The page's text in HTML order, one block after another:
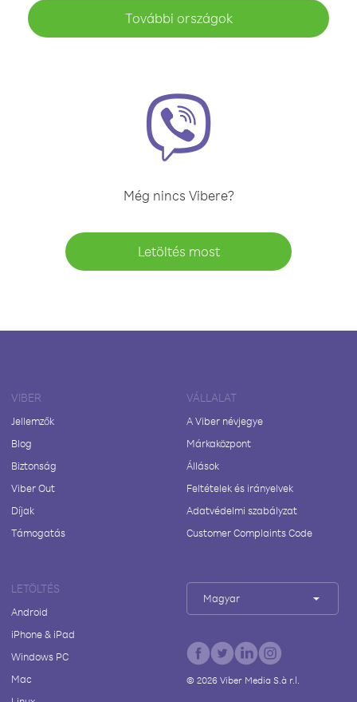
További országok
Még nincs Vibere?
Letöltés most
VIBER
Jellemzők
Blog
Biztonság
Viber Out
Díjak
Támogatás
VÁLLALAT
A Viber névjegye
Márkaközpont
Állások
Feltételek és irányelvek
Adatvédelmi szabályzat
Customer Complaints Code
LETÖLTÉS
Android
iPhone & iPad
Windows PC
Mac
Magyar
© 2026Viber Media S.à r.l.